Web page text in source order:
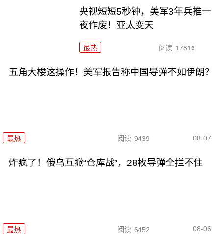
央视短短5秒钟，美军3年兵推一
夜作废！亚太变天
最热 阅读 17816
五角大楼这操作！美军报告称中国导弹不如伊朗？
最热 阅读 9439 08-07
炸疯了！俄乌互掀“仓库战”，28枚导弹全拦不住
最热 阅读 6452 08-06